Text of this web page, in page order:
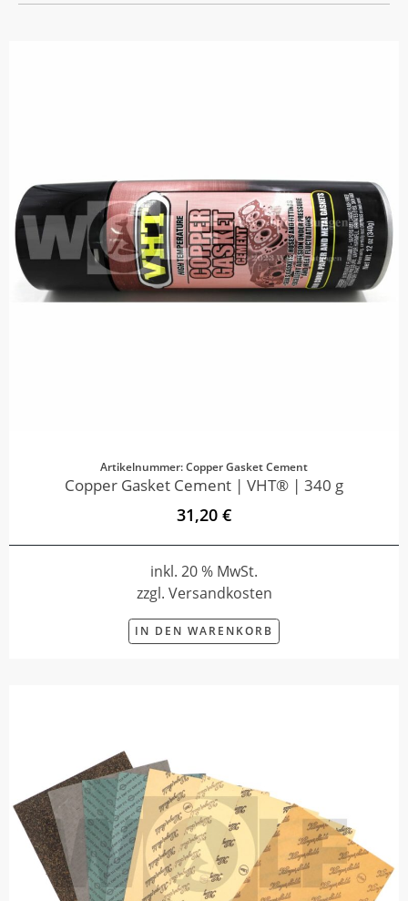
Artikelnummer: Copper Gasket Cement
Copper Gasket Cement | VHT® | 340 g
31,20 €
inkl. 20 % MwSt.
zzgl. Versandkosten
IN DEN WARENKORB